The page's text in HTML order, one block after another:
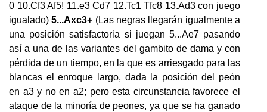
0 10.Cf3 Af5! 11.e3 Cd7 12.Tc1 Tfc8 13.Ad3 con juego
igualado)5...Axc3+ (Las negras llegarán igualmente a
una posición satisfactoria si juegan 5...Ae7 pasando
así a una de las variantes del gambito de dama y con
pérdida de un tiempo, en la que es arriesgado para las
blancas el enroque largo, dada la posición del peón
en a3 y no en a2; pero esta circunstancia favorece el
ataque de la minoría de peones, ya que se ha ganado